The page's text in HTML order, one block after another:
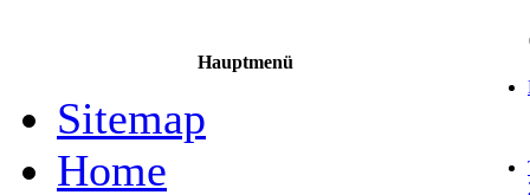
Hauptmenü
Sitemap
Home